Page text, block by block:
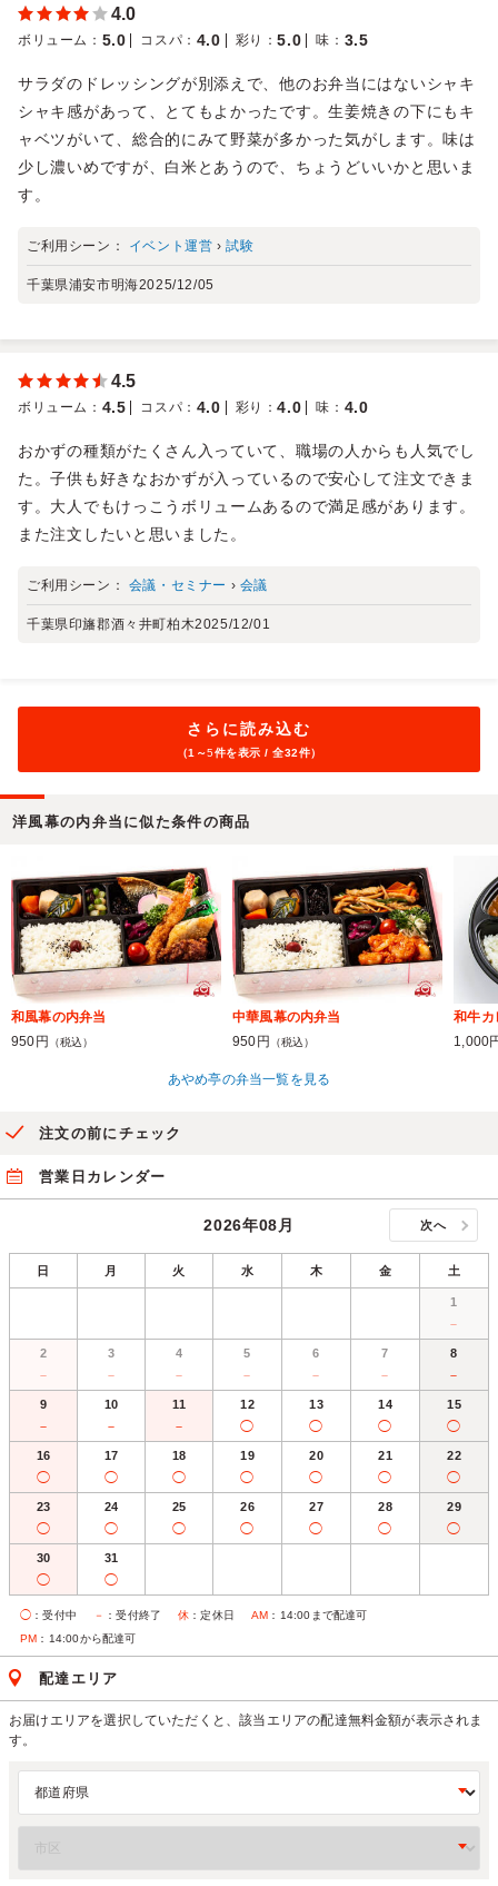
4.0
ボリューム ： 5.0 コスパ ： 4.0 彩り ：5.0 味 ： 3.5
サラダのドレッシングが別添えで、他のお弁当にはないシャキ
シャキ感があって、とてもよかったです。生姜焼きの下にもキ
ャベツがいて、総合的にみて野菜が多かった気がします。味は
少し濃いめですが、白米とあうので、ちょうどいいかと思いま
す。
ご利用シーン： イベント運営 ›試験
千葉県浦安市明海2025/12/05
4.5
ボリューム ： 4.5 コスパ ： 4.0 彩り ：4.0 味 ： 4.0
おかずの種類がたくさん入っていて、職場の人からも人気でし
た。子供も好きなおかずが入っているので安心して注文できま
す。大人でもけっこうボリュームあるので満足感があります。
また注文したいと思いました。
ご利用シーン： 会議・セミナー › 会議
千葉県印旛郡酒々井町柏木2025/12/01
さらに読み込む
（1～5件を表示 / 全32件）
洋風幕の内弁当に似た条件の商品
和風幕の内弁当
950円
（税込）
中華風幕の内弁当
950円
（税込）
和牛カ
1,000
あやめ亭の弁当一覧を見る
注文の前にチェック
営業日カレンダー
2026年08月 次へ
日 月 火 水 木 金 土
1
－
2
－
3
－
4
－
5
－
6
－
7
－
8
－
9
－
10
－
11
－
12
◯
13
◯
14
◯
15
◯
16
◯
17
◯
18
◯
19
◯
20
◯
21
◯
22
◯
23
◯
24
◯
25
◯
26
◯
27
◯
28
◯
29
◯
30
◯
31
◯
◯ ：受付中 － ：受付終了 休 ：定休日 AM ：14:00まで配達可
PM ：14:00から配達可
配達エリア
お届けエリアを選択していただくと、該当エリアの配達無料金額が表示されま
す。